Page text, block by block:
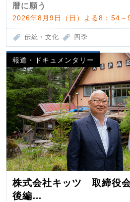
暦に願う
2026年8月9日（日）よる8：54～
伝統・文化 四季
報道・ドキュメンタリー
株式会社キッツ 取締役
後編